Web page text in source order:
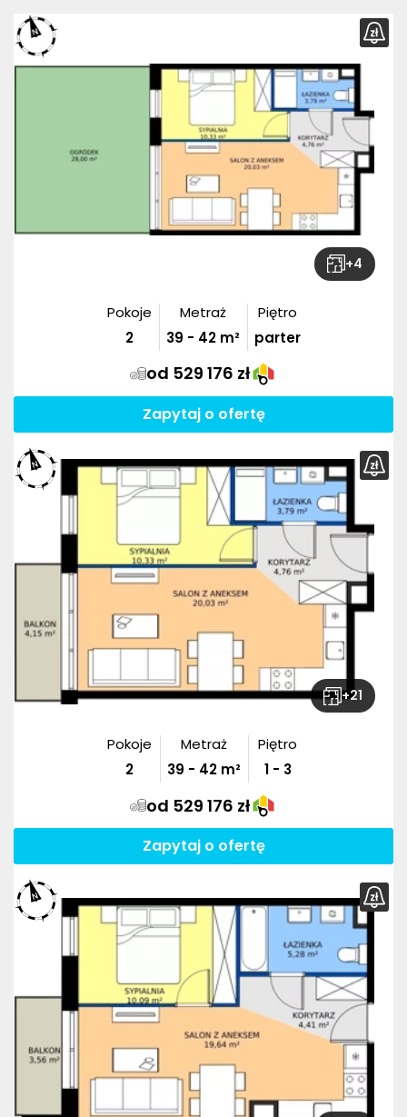
+4
Pokoje
2
Metraż
39 - 42 m²
Piętro
parter
od 529 176 zł
Zapytaj o ofertę
+21
Pokoje
2
Metraż
39 - 42m²
Piętro
1 - 3
od 529 176 zł
Zapytaj o ofertę